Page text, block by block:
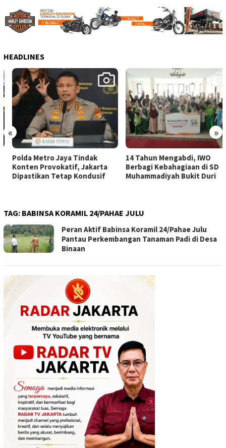
HEADLINES
« »
Polda Metro Jaya Tindak
Konten Provokatif, Jakarta
Dipastikan Tetap Kondusif
14 Tahun Mengabdi, IWO
Berbagi Kebahagiaan di SD
Muhammadiyah Bukit Duri
TAG: BABINSA KORAMIL 24/PAHAE JULU
Peran Aktif Babinsa Koramil 24/Pahae Julu
Pantau Perkembangan Tanaman Padi di Desa
Binaan